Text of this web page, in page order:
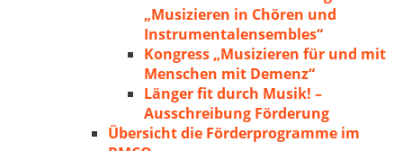
„Musizieren in Chören und
Instrumentalensembles“
Kongress „Musizieren für und mit
Menschen mit Demenz“
Länger fit durch Musik! –
Ausschreibung Förderung
Übersicht die Förderprogramme im